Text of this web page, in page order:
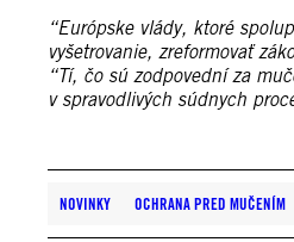
“Európske vlády, ktoré
vyšetrovanie, zreformovať
“Tí, čo sú zodpovední za
v spravodlivých súdnych
NOVINKY OCHRANA PRED MUČENÍM